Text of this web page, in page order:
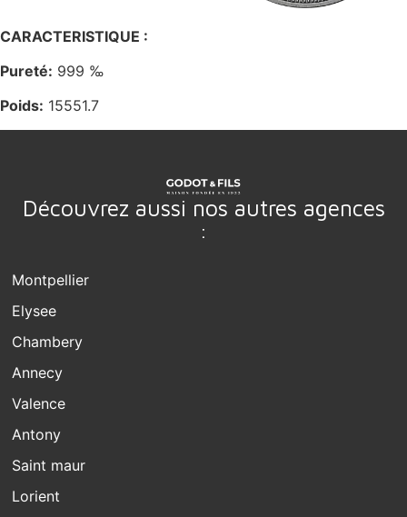
CARACTERISTIQUE :
Pureté: 999 ‰
Poids: 15551.7
Découvrez aussi nos autres agences
:
Montpellier
Elysee
Chambery
Annecy
Valence
Antony
Saint maur
Lorient